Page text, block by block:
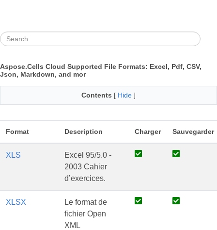
Aspose.Cells Cloud Supported File Formats: Excel, Pdf, CSV,
Json, Markdown, and mor
Contents [ Hide ]
Format Description Charger Sauvegarder
XLS
Excel 95/5.0 -
2003 Cahier
d’exercices.
XLSX
Le format de
fichier Open
XML